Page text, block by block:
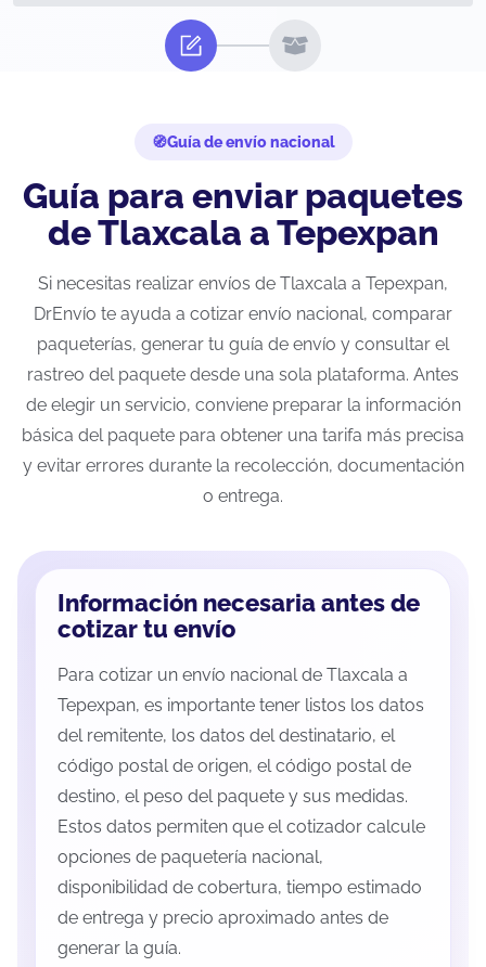
Guía de envío nacional
Guía para enviar paquetes
de Tlaxcala a Tepexpan
Si necesitas realizar envíos de Tlaxcala a Tepexpan,
DrEnvío te ayuda a cotizar envío nacional, comparar
paqueterías, generar tu guía de envío y consultar el
rastreo del paquete desde una sola plataforma. Antes
de elegir un servicio, conviene preparar la información
básica del paquete para obtener una tarifa más precisa
y evitar errores durante la recolección, documentación
o entrega.
Información necesaria antes de
cotizar tu envío
Para cotizar un envío nacional de Tlaxcala a
Tepexpan, es importante tener listos los datos
del remitente, los datos del destinatario, el
código postal de origen, el código postal de
destino, el peso del paquete y sus medidas.
Estos datos permiten que el cotizador calcule
opciones de paquetería nacional,
disponibilidad de cobertura, tiempo estimado
de entrega y precio aproximado antes de
generar la guía.